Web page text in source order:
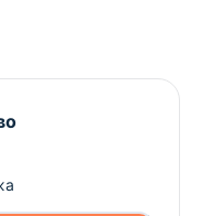
монолитной
ТОЛЩИНОЙ 40
БЕЗ МАШИН.
парк